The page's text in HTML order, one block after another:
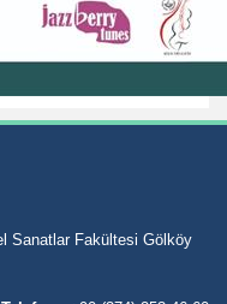
Sanatlar Fakültesi Gölköy